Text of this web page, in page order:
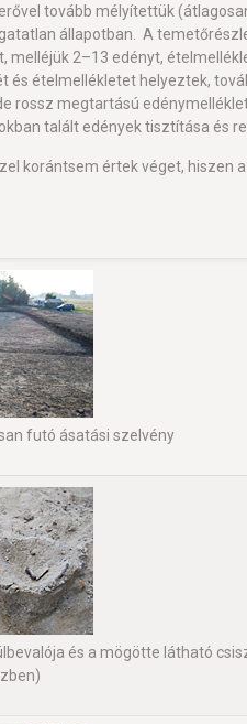
tovább mélyítettük
állapotban. A
melléjük 2–13 edényt,
ételmellékletet helyeztek,
rossz megtartású
talált edények tisztítása és
korántsem értek véget,
futó ásatási szelvény
és a mögötte látható